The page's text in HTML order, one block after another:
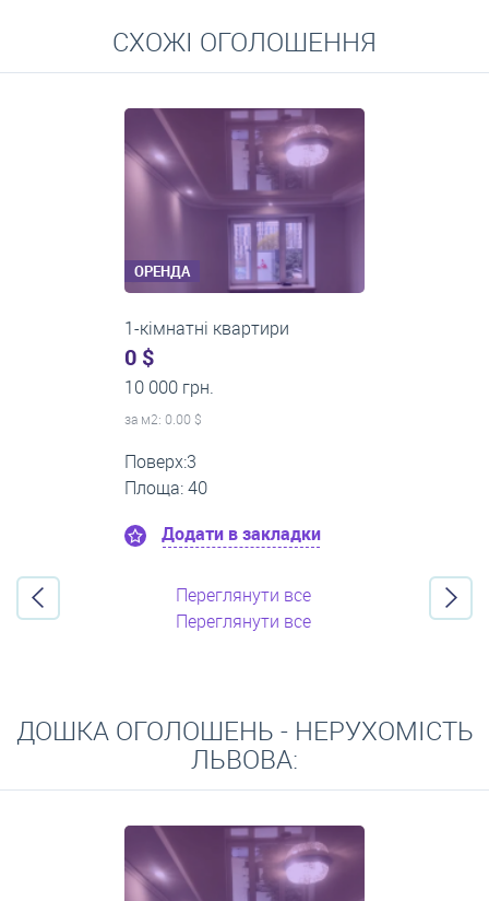
Середні ціни на довготривалу оренду квартир, особняків,
кімнат
СХОЖІ ОГОЛОШЕННЯ
ОРЕНДА
1-кімнатні квартири
0 $
11 200 грн.
за м2: 0.00 $
Поверх:1
Площа: 35
Додати в закладки
Переглянути все
Переглянути все
ДОШКА ОГОЛОШЕНЬ - НЕРУХОМІСТЬ
ЛЬВОВА: